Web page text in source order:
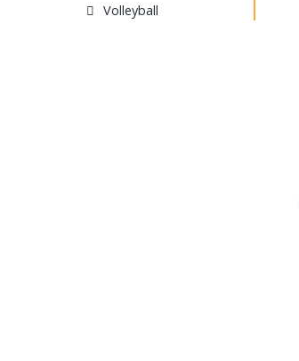
Volleyball